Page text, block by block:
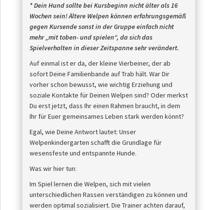
*Dein Hund sollte bei Kursbeginn nicht älter als 16
Wochen sein! Ältere Welpen können erfahrungsgemäß
gegen Kursende sonst in der Gruppe einfach nicht
mehr „mit toben- und spielen“, da sich das
Spielverhalten in dieser Zeitspanne sehr verändert.
Auf einmal ist er da, der kleine Vierbeiner, der ab
sofort Deine Familienbande auf Trab hält. War Dir
vorher schon bewusst, wie wichtig Erziehung und
soziale Kontakte für Deinen Welpen sind? Oder merkst
Du erst jetzt, dass Ihr einen Rahmen braucht, in dem
Ihr für Euer gemeinsames Leben stark werden könnt?
Egal, wie Deine Antwort lautet: Unser
Welpenkindergarten schafft die Grundlage für
wesensfeste und entspannte Hunde.
Was wir hier tun:
Im Spiel lernen die Welpen, sich mit vielen
unterschiedlichen Rassen verständigen zu können und
werden optimal sozialisiert. Die Trainer achten darauf,